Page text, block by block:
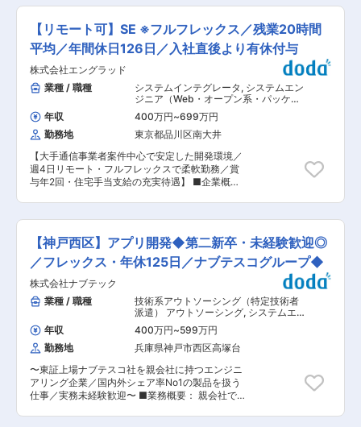
とのヒアリング面談・PJ報告会・懇親会・サーク
ル活動等で横のつながりも◎ ◎頑張りを給与に還
元 ・賞与年3回／利益はエンジニアに給与として
還元。 ・教育費予算も潤沢に取っており、資格取
得等もしやすい環境です。資格手当は50種が対象
となり、知識やスキルを醸成しながら給与を上げ
られる仕組みが整っています。 ・評価制度は自身
で目標設定をした後に、上長と相談をし、半年ご
とに目標に対して自身・上長が評価をする仕組み
です。自身で目標設定することもあり、公平・公
正な評価が行われています。 変更の範囲：会社の
定める業務
来的には要件定義や設計、ベンダーコントロール
といった上流工程へステップアップしていただき
ます。 ■業務内容 ＜設計・開発ディレクション
業務＞ ・PM／PLの指示に基づく基本設計書・詳
細設計書の作成 ・画面設計書、インターフェース
（IF）、DB設計書の作成 ・要件をもとにした仕
様整理および設計への落とし込み ・開発ベンダー
への指示出し、進捗管理・レビュー ・新規システ
ムリリースに向けた開発推進 ＜運用・改善業務＞
・社内および顧客向けシステムの監視・運用管理
・システムエラー発生時の対応および改善対応 ・
運用フローの見直しや効率化施策の企画・実行 ■
関わるシステム領域 ・社内基幹システム ・自社
サービス向けWebシステム（BtoC） ・業務系シ
ステム ※業務系・Web系の両方に関われるため、
幅広いスキルが習得可能です。 ■本ポジションの
トロールへとステップアップ可能 ・事業成長に直
結するシステムに関われる 自社サービスおよび基
幹システムに関わるため、影響力の大きい仕事 ・
裁量を持って働ける 設計や運用改善など、自ら考
えて提案・実行できる環境 ■募集背景 マーケッ
ト拡大に伴い、当社は現在急成長フェーズにあり
ます。 さらなる事業拡大と組織強化を見据え、中
核人材としてご活躍いただける方を増員募集して
います。 ■キャリアパス まずはプレーヤーとし
て設計・開発ディレクションの経験を積んでいた
だき、将来的にはチームリーダーやマネジメント
ポジションへのステップアップが可能です。 ■組
織構成 副本部長(40代男性) - 課長(30代男性) - 係
変更の範囲：会社の定める業務
【リモート可】SE ※フルフレックス／残業20時間
平均／年間休日126日／入社直後より有休付与
株式会社エングラッド
業種 / 職種
システムインテグレータ , システムエン
ジニア（Web・オープン系・パッケー
ジ開発） システムエンジニア（汎用機
系）
年収 400万円~699万円
勤務地
東京都品川区南大井
【大手通信事業者案件中心で安定した開発環境／
週4日リモート・フルフレックスで柔軟勤務／賞
与年2回・住宅手当支給の充実待遇】 ■企業概要
います。大手通信事業者向け案件を中心に、多彩
なWebアプリケーション開発を展開しています。
■採用背景 大手通信事業者からの引き合いが増加
しており、開発体制強化のため増員募集を行いま
す。継続的な案件拡大に対応し、より高品質なサ
ービス提供を実現するための採用です。 ■業務内
容 大手通信事業者が展開するオンラインサービス
や業務システムの開発を通じて、顧客の業務効率
化やサービス品質向上を支援します。設計から開
発、試験まで一貫して携わるポジションです。 ・
システム設計業務 ・プログラミング業務 ・各種
試験業務 ・オンラインショップシステム開発 ・
回線設計・資産管理システム開発 ・広告配信シス
テム開発 ・Java、Go、TypeScript、PHP等によ
る開発 ■組織構成 1クライアントにつき総勢15名
ほどのエンジニアが参画しています。そのうち
【神戸西区】アプリ開発◆第二新卒・未経験歓迎◎
／フレックス・年休125日／ナブテスコグループ◆
株式会社ナブテック
業種 / 職種
技術系アウトソーシング（特定技術者
派遣） アウトソーシング, システムエ
ンジニア（Web・オープン系・パッケ
ージ開発） システムエンジニア（汎用
機系）
年収 400万円~599万円
勤務地
兵庫県神戸市西区高塚台
〜東証上場ナブテスコ社を親会社に持つエンジニ
アリング企業／国内外シェア率No1の製品を扱う
仕事／実務未経験歓迎〜 ■業務概要： 親会社で